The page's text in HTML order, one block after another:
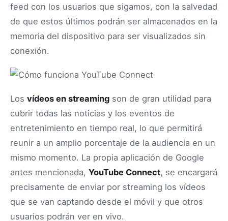
feed con los usuarios que sigamos, con la salvedad
de que estos últimos podrán ser almacenados en la
memoria del dispositivo para ser visualizados sin
conexión.
Los vídeos en streaming son de gran utilidad para
cubrir todas las noticias y los eventos de
entretenimiento en tiempo real, lo que permitirá
reunir a un amplio porcentaje de la audiencia en un
mismo momento. La propia aplicación de Google
antes mencionada, YouTube Connect, se encargará
precisamente de enviar por streaming los vídeos
que se van captando desde el móvil y que otros
usuarios podrán ver en vivo.